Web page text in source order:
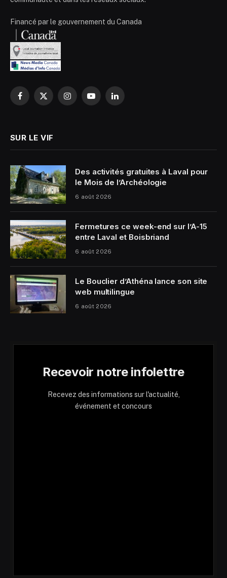
Financé par le gouvernement du Canada
Facebook
X
InstagramYouTubeLinkedIn
SUR LE VIF
Des activités gratuites à Laval pour
le Mois de l’Archéologie
6 août 2026
Fermetures ce week-end sur l’A-15
entre Laval et Boisbriand
6 août 2026
Le Bouclier d’Athéna lance son site
web multilingue
6 août 2026
Recevoir notre infolettre
Recevez des informations sur l'actualité,
événement et concours